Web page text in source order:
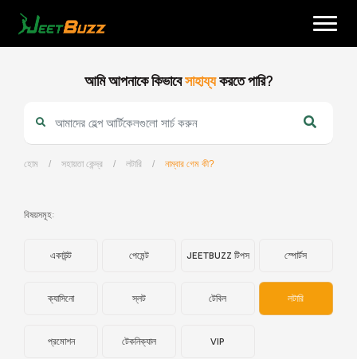
content
বাংলা
আমি আপনাকে কিভাবেসাহায্যকরতে পারি?
হোম / সহায়তা কেন্দ্র / লটারি / নাম্বার গেম কী?
বিষয়সমূহ:
একাউন্ট পেমেন্ট JEETBUZZ টিপস স্পোর্টস
ক্যাসিনো স্লট টেবিল লটারি
প্রমোশন টেকনিক্যাল VIP